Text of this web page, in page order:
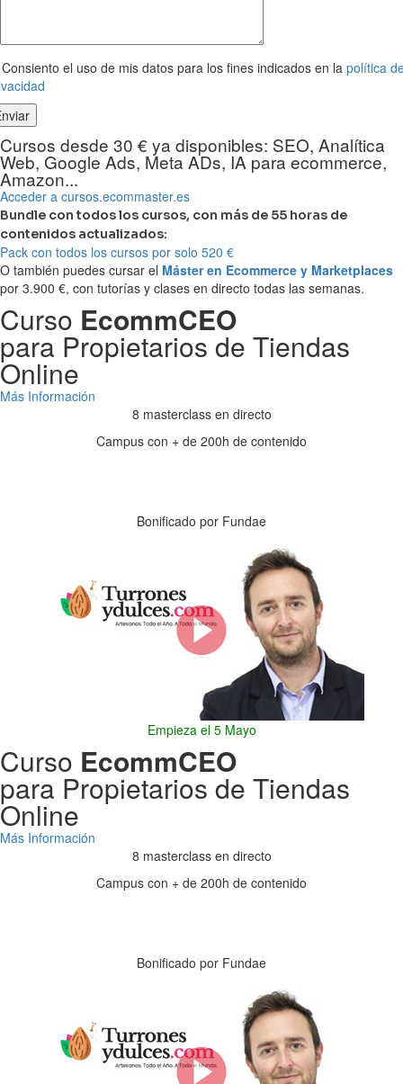
el uso de mis datos para los fines indicados en la política
Cursos desde 30 € ya disponibles: SEO, Analítica
Web, Google Ads, Meta ADs, IA para ecommerce,
Amazon...
Acceder a cursos.ecommaster.es
Bundle con todos los cursos, con más de 55 horas de
contenidos actualizados:
Pack con todos los cursos por solo 520 €
O también puedes cursar el Máster en Ecommerce y Marketplaces
por 3.900 €, con tutorías y clases en directo todas las semanas.
Curso EcommCEO
para Propietarios de Tiendas
Online
Más Información
8 masterclass en directo
Campus con + de 200h de contenido
Bonificado por Fundae
Empieza el 5 Mayo
Curso EcommCEO
para Propietarios de Tiendas
Online
Más Información
8 masterclass en directo
Campus con + de 200h de contenido
Bonificado por Fundae